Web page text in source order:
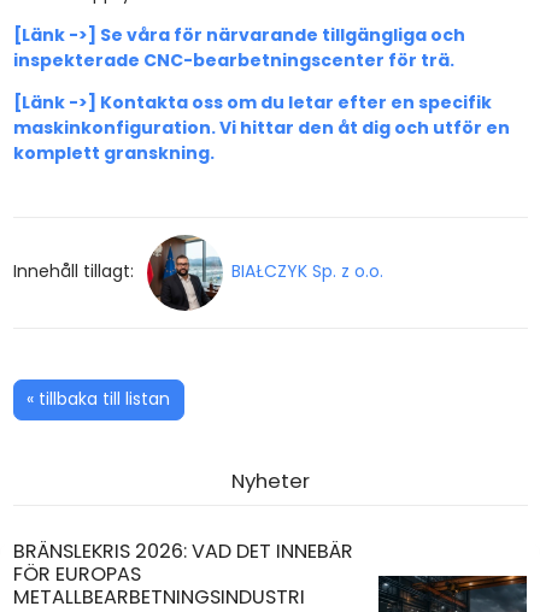
[Länk ->] Se våra för närvarande tillgängliga och
inspekterade CNC-bearbetningscenter för trä.
[Länk ->] Kontakta oss om du letar efter en specifik
maskinkonfiguration. Vi hittar den åt dig och utför en
komplett granskning.
Innehåll tillagt: BIAŁCZYK Sp. z o.o.
« tillbaka till listan
Nyheter
BRÄNSLEKRIS 2026: VAD DET INNEBÄR
FÖR EUROPAS
METALLBEARBETNINGSINDUSTRI